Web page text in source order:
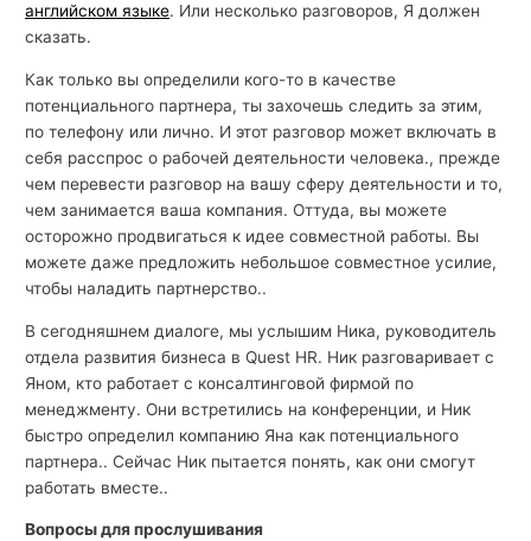
английском языке. Или несколько разговоров, Я должен
сказать.
Как только вы определили кого-то в качестве
потенциального партнера, ты захочешь следить за этим,
по телефону или лично. И этот разговор может включать в
себя расспрос о рабочей деятельности человека., прежде
чем перевести разговор на вашу сферу деятельности и то,
чем занимается ваша компания. Оттуда, вы можете
осторожно продвигаться к идее совместной работы. Вы
можете даже предложить небольшое совместное усилие,
чтобы наладить партнерство..
В сегодняшнем диалоге, мы услышим Ника, руководитель
отдела развития бизнеса в Quest HR. Ник разговаривает с
Яном, кто работает с консалтинговой фирмой по
менеджменту. Они встретились на конференции, и Ник
быстро определил компанию Яна как потенциального
партнера.. Сейчас Ник пытается понять, как они смогут
работать вместе..
Вопросы для прослушивания